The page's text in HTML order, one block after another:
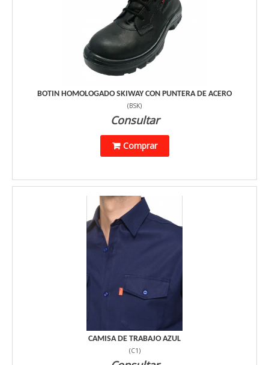
BOTIN HOMOLOGADO SKIWAY CON PUNTERA DE ACERO
(BSK)
Consultar
Comprar
CAMISA DE TRABAJO AZUL
(C1 )